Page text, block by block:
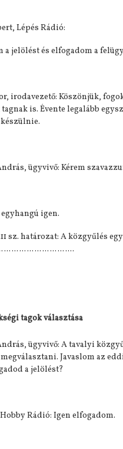
Lépés Rádió:
a jelölést és elfogadom a
irodavezető: Köszönjük,
is. Évente legalább
ügyvivő: Kérem
egyhangú igen.
sz. határozat: A közgyűlés
tagok választása
ügyvivő: A tavalyi
Javaslom az
a jelölést?
Rádió: Igen elfogadom.